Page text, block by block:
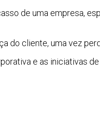
de uma empresa,
do cliente, uma vez
e as iniciativas